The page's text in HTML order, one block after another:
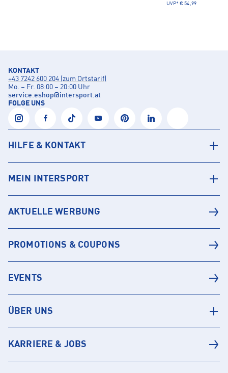
UVP* € 54,99
KONTAKT
+43 7242 600 204 (zum Ortstarif)
Mo. – Fr. 08:00 – 20:00 Uhr
service.eshop@intersport.at
FOLGE UNS
HILFE & KONTAKT
MEIN INTERSPORT
AKTUELLE WERBUNG
PROMOTIONS & COUPONS
EVENTS
ÜBER UNS
KARRIERE & JOBS